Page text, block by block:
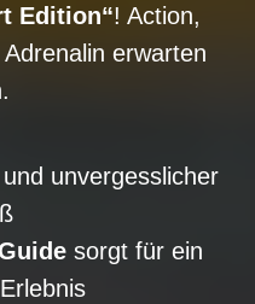
Edition“! Action,
erwarten
und unvergesslicher
sorgt für ein